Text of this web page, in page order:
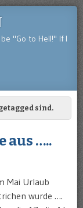
"Go to Hell!" If I
sind.
aus …..
Mai Urlaub
wurde ….